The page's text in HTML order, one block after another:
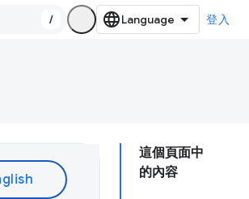
/ 登入
這個頁面中
的內容